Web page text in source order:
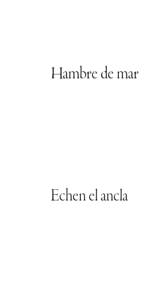
Hambre de mar
Echen el ancla